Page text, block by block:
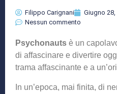
Filippo Carignani Giugno 28,
Nessun commento
Psychonauts è un
di affascinare e divertire
trama affascinante e a
In un’epoca, mai finita, di